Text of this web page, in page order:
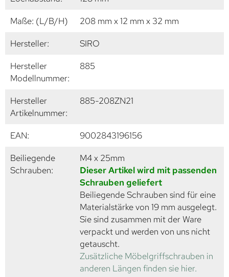
Maße: (L/B/H)
208 mm x 12 mm x 32 mm
Hersteller:
SIRO
Hersteller
Modellnummer:
885
Hersteller
Artikelnummer:
885-208ZN21
EAN:
9002843196156
Beiliegende
Schrauben:
M4 x 25mm
Dieser Artikel wird mit passenden
Schrauben geliefert
Beiliegende Schrauben sind für eine
Materialstärke von 19 mm ausgelegt.
Sie sind zusammen mit der Ware
verpackt und werden von uns nicht
getauscht.
Zusätzliche Möbelgriffschrauben in
anderen Längen finden sie hier.